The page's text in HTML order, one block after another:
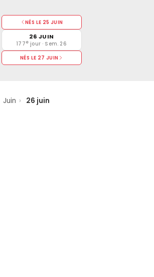
NÉS LE 25 JUIN
26 JUIN
177ejour · Sem. 26
NÉS LE 27 JUIN
Juin › 26 juin